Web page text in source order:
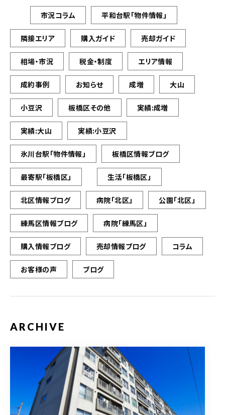
市況コラム 平和台駅「物件情報」
隣接エリア 購入ガイド 売却ガイド
相場・市況 税金・制度 エリア情報
成約事例 お知らせ 成増 大山
小豆沢 板橋区その他 実績:成増
実績:大山 実績:小豆沢
氷川台駅「物件情報」 板橋区情報ブログ
最寄駅「板橋区」 生活「板橋区」
北区情報ブログ 病院「北区」 公園「北区」
練馬区情報ブログ 病院「練馬区」
購入情報ブログ 売却情報ブログ コラム
お客様の声 ブログ
ARCHIVE